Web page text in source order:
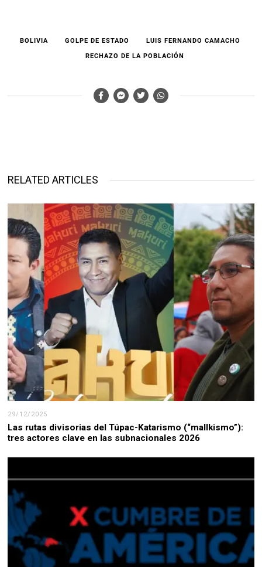
BOLIVIA GOLPE DE ESTADO
LUIS FERNANDO CAMACHO
RECHAZO DE LA POBLACIÓN
RELATED ARTICLES
29/12/2025
Las rutas divisorias del Túpac-Katarismo (“mallkismo”):
tres actores clave en las subnacionales 2026